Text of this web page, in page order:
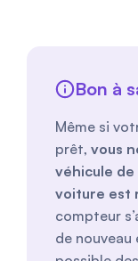
Bon à
Même si
prêt, vous
véhicule
voiture est
compteur
de